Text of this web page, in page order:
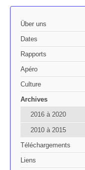
Über uns
Dates
Rapports
Apéro
Culture
Archives
2016 à 2020
2010 à 2015
Téléchargements
Liens